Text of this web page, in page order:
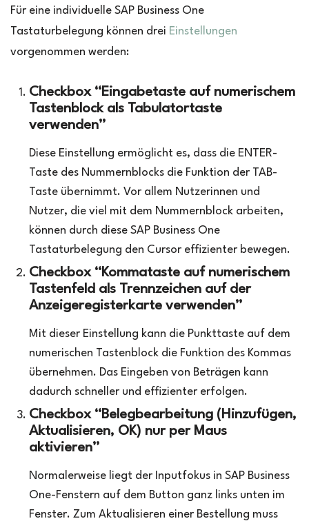
Für eine individuelle SAP Business One
Tastaturbelegung können drei Einstellungen
vorgenommen werden:
Checkbox “Eingabetaste auf numerischem
Tastenblock als Tabulatortaste
verwenden”
Diese Einstellung ermöglicht es, dass die ENTER-
Taste des Nummernblocks die Funktion der TAB-
Taste übernimmt. Vor allem Nutzerinnen und
Nutzer, die viel mit dem Nummernblock arbeiten,
können durch diese SAP Business One
Tastaturbelegung den Cursor effizienter bewegen.
Checkbox “Kommataste auf numerischem
Tastenfeld als Trennzeichen auf der
Anzeigeregisterkarte verwenden”
Mit dieser Einstellung kann die Punkttaste auf dem
numerischen Tastenblock die Funktion des Kommas
übernehmen. Das Eingeben von Beträgen kann
dadurch schneller und effizienter erfolgen.
Checkbox “Belegbearbeitung (Hinzufügen,
Aktualisieren, OK) nur per Maus
aktivieren”
Normalerweise liegt der Inputfokus in SAP Business
One-Fenstern auf dem Button ganz links unten im
Fenster. Zum Aktualisieren einer Bestellung muss